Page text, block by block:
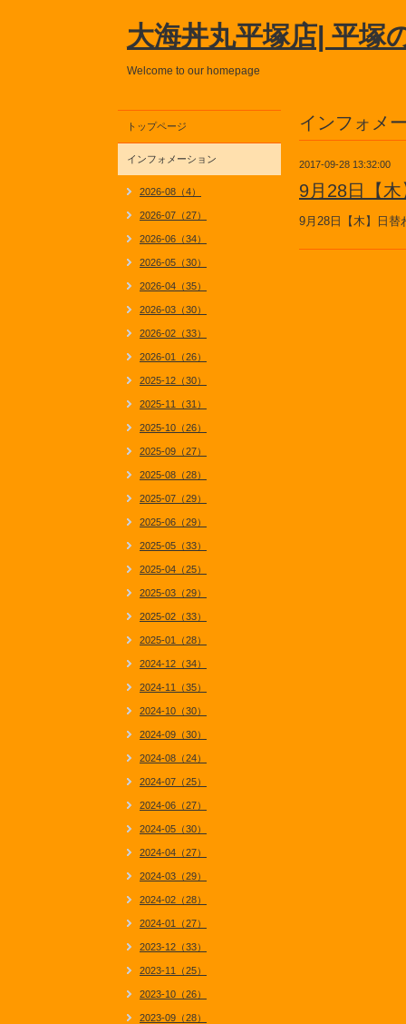
大海丼丸平塚店| 平塚
Welcome to our homepage
インフォメ
2017-09-28 13:32:00
9月28日【
9月28日【木】日替
トップページ
インフォメーション
2026-08（4）
2026-07（27）
2026-06（34）
2026-05（30）
2026-04（35）
2026-03（30）
2026-02（33）
2026-01（26）
2025-12（30）
2025-11（31）
2025-10（26）
2025-09（27）
2025-08（28）
2025-07（29）
2025-06（29）
2025-05（33）
2025-04（25）
2025-03（29）
2025-02（33）
2025-01（28）
2024-12（34）
2024-11（35）
2024-10（30）
2024-09（30）
2024-08（24）
2024-07（25）
2024-06（27）
2024-05（30）
2024-04（27）
2024-03（29）
2024-02（28）
2024-01（27）
2023-12（33）
2023-11（25）
2023-10（26）
2023-09（28）